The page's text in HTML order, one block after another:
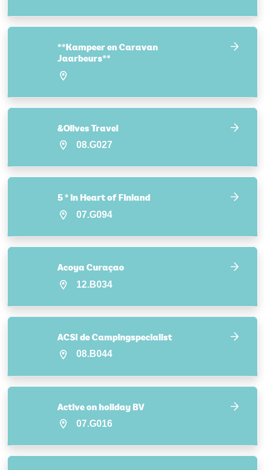
**Kampeer en Caravan
Jaarbeurs**
&Olives Travel
08.G027
5 * in Heart of Finland
07.G094
Acoya Curaçao
12.B034
ACSI de Campingspecialist
08.B044
Active on holiday BV
07.G016